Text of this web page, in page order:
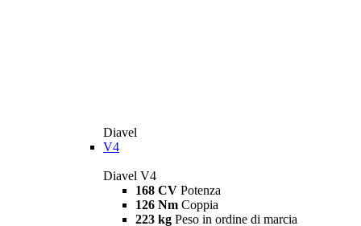
Diavel
V4
Diavel V4
168 CV Potenza
126 Nm Coppia
223 kg Peso in ordine di marcia